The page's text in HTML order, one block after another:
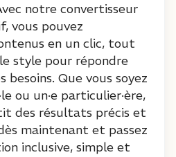
notre convertisseur
vous pouvez
en un clic, tout
style pour répondre
Que vous soyez
ou un·e particulier·ère,
des résultats précis et
maintenant et passez
inclusive, simple et